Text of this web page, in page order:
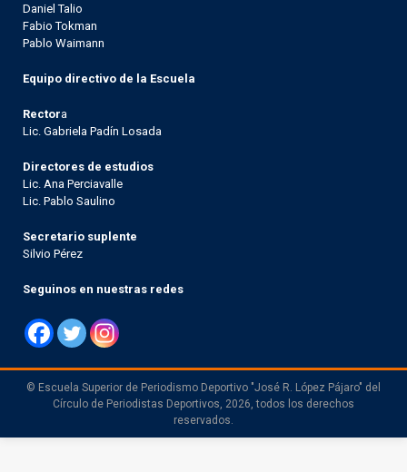
Daniel Talio
Fabio Tokman
Pablo Waimann
Equipo directivo de la Escuela
Rectora
Lic. Gabriela Padín Losada
Directores de estudios
Lic. Ana Perciavalle
Lic. Pablo Saulino
Secretario suplente
Silvio Pérez
Seguinos en nuestras redes
© Escuela Superior de Periodismo Deportivo "José R. López Pájaro" del
Círculo de Periodistas Deportivos, 2026, todos los derechos
reservados.